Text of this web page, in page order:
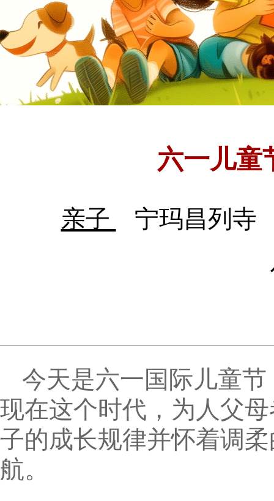
六一儿童
亲子
宁玛昌列寺
今天是六一国际儿童
现在这个时代，为人父
子的成长规律并怀着调
航。